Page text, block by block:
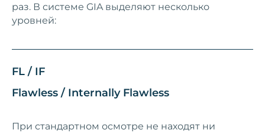
раз. В системе GIA выделяют несколько
уровней:
FL / IF
Flawless / Internally Flawless
При стандартном осмотре не находят ни